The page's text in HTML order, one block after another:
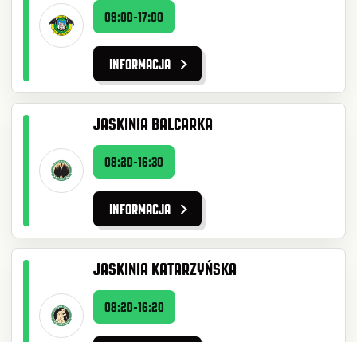
09:00-17:00
INFORMACJA
JASKINIA BALCARKA
08:20-16:30
INFORMACJA
JASKINIA KATARZYŃSKA
08:20-16:20